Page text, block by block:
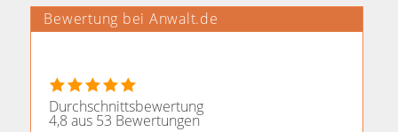
Bewertung bei Anwalt.de
Durchschnittsbewertung
4,8 aus 53 Bewertungen